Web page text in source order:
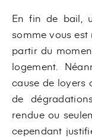
En fin de bail,
somme vous est
partir du
logement.
cause de loyers
de
rendue ou
cependant